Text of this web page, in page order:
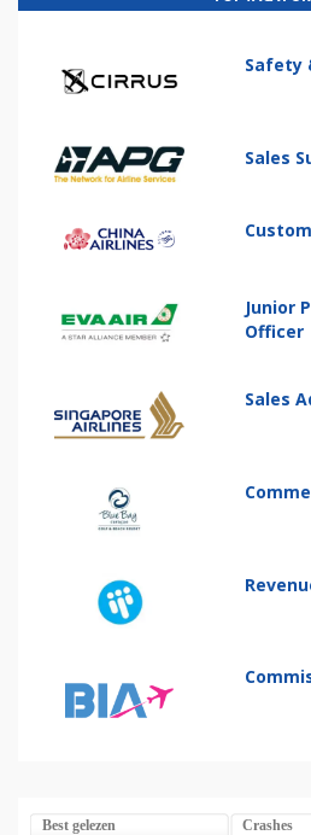
Safety
Sales
Junior
Officer
Sales
Best gelezen Crashes